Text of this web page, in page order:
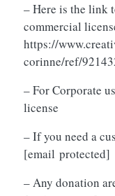
– Here is the link
commercial
https://
corinne/ref/
– For Corporate
license
– If you need a
[email protected]
– Any donation